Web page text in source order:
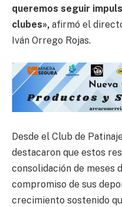
queremos seguir
clubes», afirmó el
Iván Orrego Rojas.
Desde el Club de
destacaron que estos
consolidación de meses
compromiso de sus
crecimiento sostenido